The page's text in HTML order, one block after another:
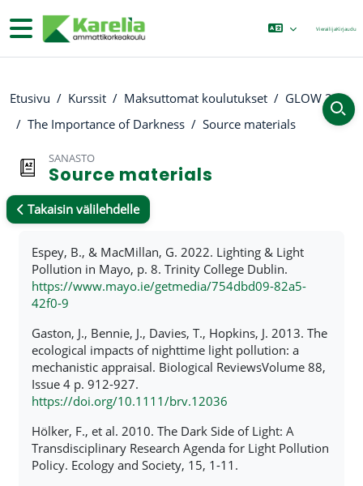
Sivupaneeli VierailijaKirjaudu
Etusivu Kurssit Maksuttomat koulutukset
GLOW 2
The Importance of Darkness
Source materials
SANASTO
Source materials
Takaisin välilehdelle
Espey, B., & MacMillan, G. 2022. Lighting & Light
Pollution in Mayo, p. 8. Trinity College Dublin.
https://www.mayo.ie/getmedia/754dbd09-82a5-
42f0-9
Gaston, J., Bennie, J., Davies, T., Hopkins, J. 2013. The
ecological impacts of nighttime light pollution: a
mechanistic appraisal. Biological ReviewsVolume 88,
Issue 4 p. 912-927.
https://doi.org/10.1111/brv.12036
Hölker, F., et al. 2010. The Dark Side of Light: A
Transdisciplinary Research Agenda for Light Pollution
Policy. Ecology and Society, 15, 1-11.